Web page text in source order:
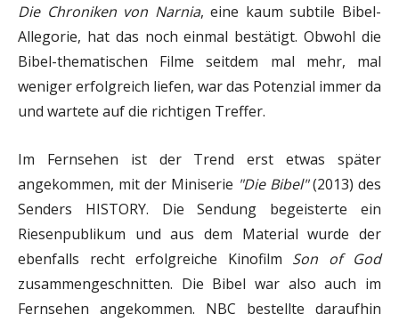
Die Chroniken von Narnia, eine kaum subtile Bibel-
Allegorie, hat das noch einmal bestätigt. Obwohl die
Bibel-thematischen Filme seitdem mal mehr, mal
weniger erfolgreich liefen, war das Potenzial immer da
und wartete auf die richtigen Treffer.
Im Fernsehen ist der Trend erst etwas später
angekommen, mit der Miniserie "Die Bibel"(2013) des
Senders HISTORY. Die Sendung begeisterte ein
Riesenpublikum und aus dem Material wurde der
ebenfalls recht erfolgreiche Kinofilm Son of God
zusammengeschnitten. Die Bibel war also auch im
Fernsehen angekommen. NBC bestellte daraufhin